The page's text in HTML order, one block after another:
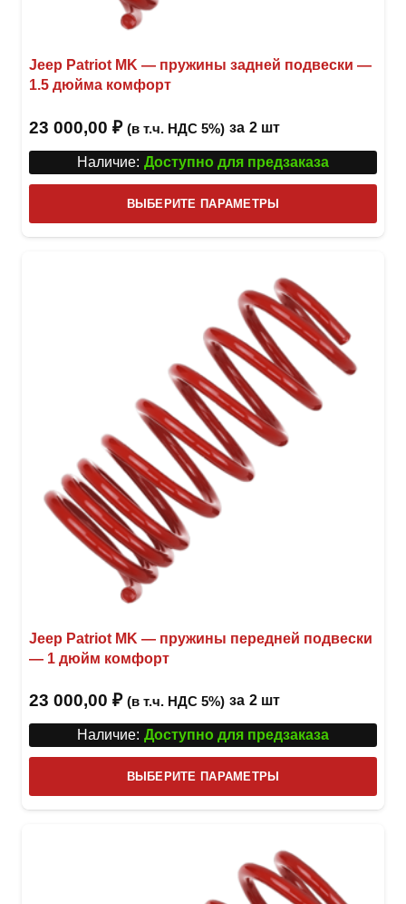
Jeep Patriot MK — пружины задней подвески —
1.5 дюйма комфорт
23 000,00 ₽ (в т.ч. НДС 5%) за 2 шт
Наличие: Доступно для предзаказа
ВЫБЕРИТЕ ПАРАМЕТРЫ
товар
Jeep Patriot MK — пружины передней подвески
— 1 дюйм комфорт
23 000,00 ₽ (в т.ч. НДС 5%) за 2 шт
Наличие: Доступно для предзаказа
ВЫБЕРИТЕ ПАРАМЕТРЫ
товар